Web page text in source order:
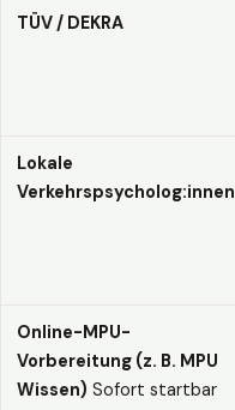
TÜV / DEKRA
Lokale
Verkehrspsycholog:innen
Online-MPU-
Vorbereitung (z. B. MPU
Wissen) Sofort startbar